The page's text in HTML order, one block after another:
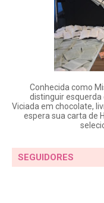
Conhecida como
distinguir esquerda
Viciada em chocolate,
espera sua carta de
SEGUIDORES